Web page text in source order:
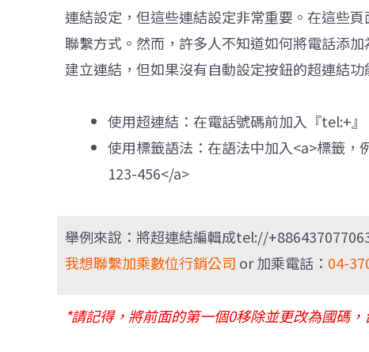
連結設定，但這些連結設定非常重要。在這些
聯繫方式。然而，許多人不知道如何將電話添
建立連結，但如果沒有自動設定按鈕的超連結功
使用超連結：在電話號碼前加入『tel:+
使用標籤語法：在語法中加入<a>標籤
123-456</a>
舉例來說：將超連結編輯成tel://
我想聯繫加乘數位行銷公司 or 加乘電話： 04-
*請記得，將前面的第一個0移除並更改為國碼